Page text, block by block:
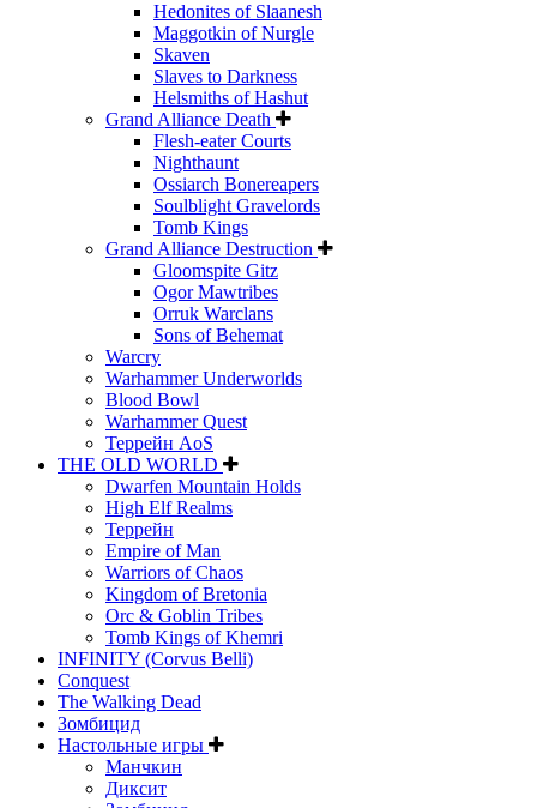
Hedonites of Slaanesh
Maggotkin of Nurgle
Skaven
Slaves to Darkness
Helsmiths of Hashut
Grand Alliance Death
Flesh-eater Courts
Nighthaunt
Ossiarch Bonereapers
Soulblight Gravelords
Tomb Kings
Grand Alliance Destruction
Gloomspite Gitz
Ogor Mawtribes
Orruk Warclans
Sons of Behemat
Warcry
Warhammer Underworlds
Blood Bowl
Warhammer Quest
Террейн AoS
THE OLD WORLD
Dwarfen Mountain Holds
High Elf Realms
Террейн
Empire of Man
Warriors of Chaos
Kingdom of Bretonia
Orc & Goblin Tribes
Tomb Kings of Khemri
INFINITY (Corvus Belli)
Conquest
The Walking Dead
Зомбицид
Настольные игры
Манчкин
Диксит